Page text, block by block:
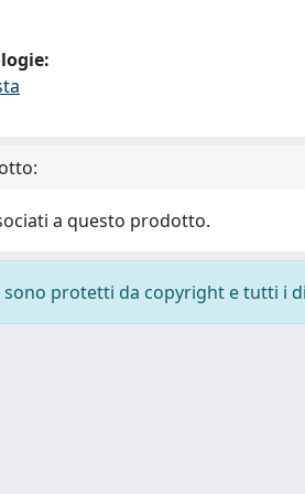
a questo prodotto.
sono protetti da copyright e tutti i